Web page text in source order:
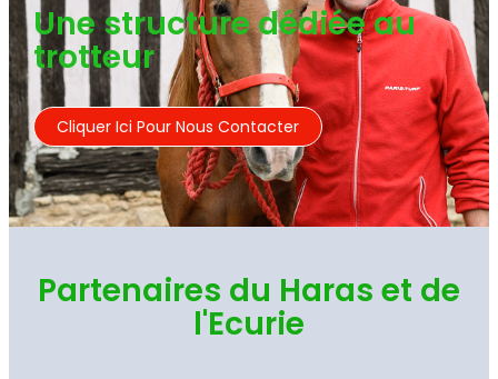
Une structure dédiée au
trotteur
Cliquer Ici Pour Nous Contacter
Partenaires du Haras et de
l'Ecurie